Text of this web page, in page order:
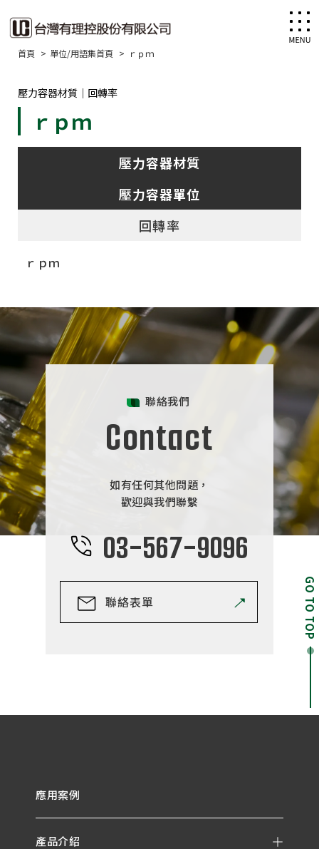
首頁 單位/用語集首頁 ｒｐｍ
壓力容器材質｜回轉率
ｒｐｍ
壓力容器材質
壓力容器單位
回轉率
ｒｐｍ
聯絡我們
Contact
如有任何其他問題，
歡迎與我們聯繫
03-567-9096
聯絡表單
應用案例
產品介紹
GO TO TOP